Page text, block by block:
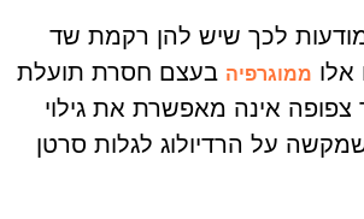
מודעות לכך שיש להן רקמת שד
אלו ממוגרפיה בעצם חסרת תועלת
אינה מאפשרת את גילוי
על הרדיולוג לגלות סרטן